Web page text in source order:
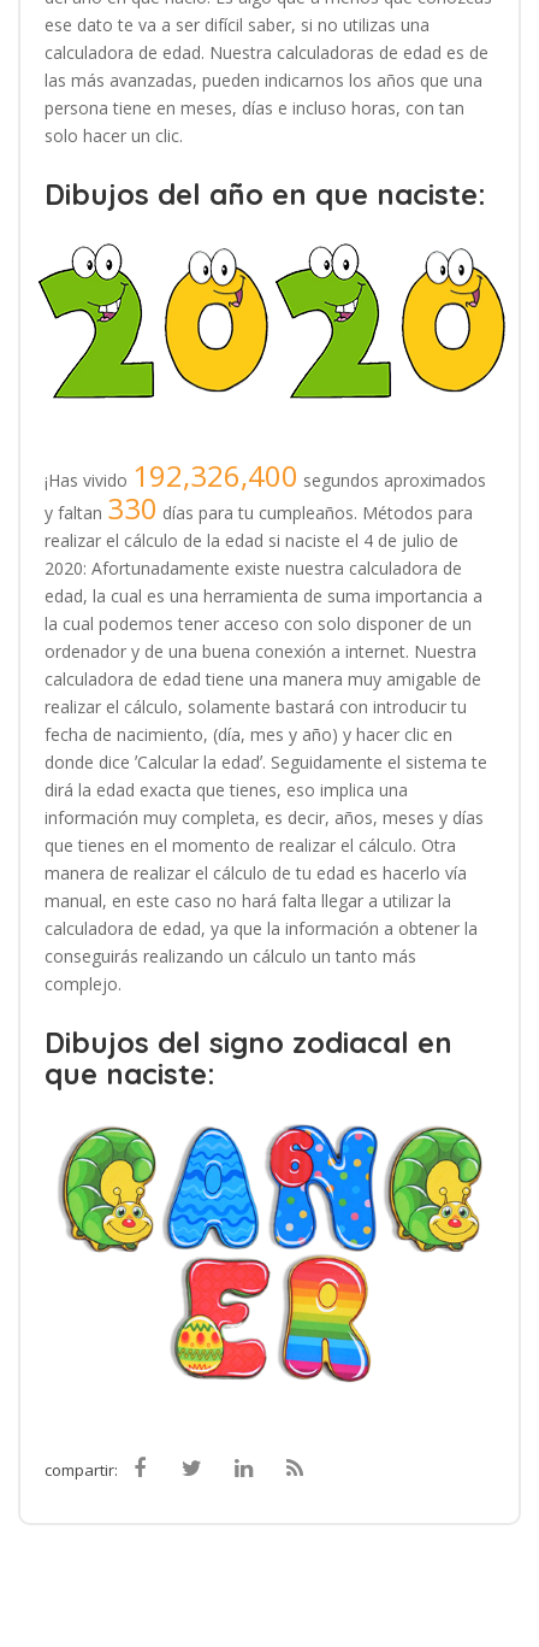
ese dato te va a ser difícil saber, si no utilizas una
calculadora de edad. Nuestra calculadoras de edad es de
las más avanzadas, pueden indicarnos los años que una
persona tiene en meses, días e incluso horas, con tan
solo hacer un clic.
Dibujos del año en que naciste:
¡Has vivido 192,326,400 segundos aproximados
y faltan 330 días para tu cumpleaños. Métodos para
realizar el cálculo de la edad si naciste el 4 de julio de
2020: Afortunadamente existe nuestra calculadora de
edad, la cual es una herramienta de suma importancia a
la cual podemos tener acceso con solo disponer de un
ordenador y de una buena conexión a internet. Nuestra
calculadora de edad tiene una manera muy amigable de
realizar el cálculo, solamente bastará con introducir tu
fecha de nacimiento, (día, mes y año) y hacer clic en
donde dice ʼCalcular la edadʼ. Seguidamente el sistema te
dirá la edad exacta que tienes, eso implica una
información muy completa, es decir, años, meses y días
que tienes en el momento de realizar el cálculo. Otra
manera de realizar el cálculo de tu edad es hacerlo vía
manual, en este caso no hará falta llegar a utilizar la
calculadora de edad, ya que la información a obtener la
conseguirás realizando un cálculo un tanto más
complejo.
Dibujos del signo zodiacal en
que naciste:
compartir: